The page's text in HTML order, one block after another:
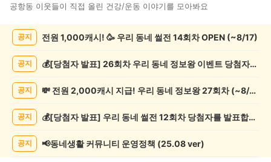
공항동 이웃들이 직접 올린 건강/운동 이야기를 모아봐요
록
공지 전원 1,000캐시! 🥳 우리 동네 썰전 14회차 OPEN (~8/17)
공지 💰[당첨자 발표] 26회차 우리 동네 정보왕 이벤트 당첨자를 발표합니다!
공지 💸 전원 2,000캐시 지급! 우리 동네 정보왕 27회차 (~8/10)
공지 💰[당첨자 발표] 우리 동네 썰전 12회차 당첨자를 발표합니다!
공지 📢동네생활 커뮤니티 운영정책 (25.08 ver)